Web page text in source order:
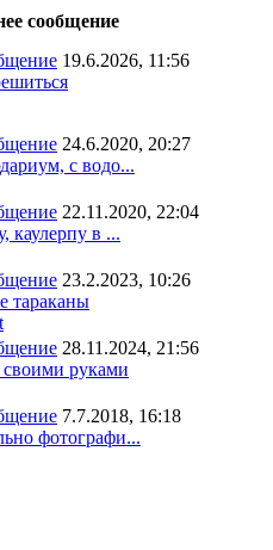
сообщение
19.6.2026, 11:56
24.6.2020, 20:27
с водо...
22.11.2020, 22:04
каулерпу в ...
23.2.2023, 10:26
тараканы
28.11.2024, 21:56
руками
7.7.2018, 16:18
фотографи...